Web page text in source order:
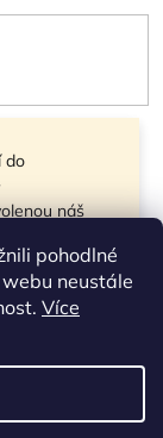
pohodlné
neustále
Více
do
náš
máme
se doba
v